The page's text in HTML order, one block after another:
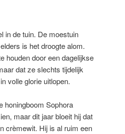
in de tuin. De moestuin
is het droogte alom.
houden door een dagelijkse
dat ze slechts tijdelijk
volle glorie uitlopen.
honingboom Sophora
maar dit jaar bloeit hij dat
crèmewit. Hij is al ruim een